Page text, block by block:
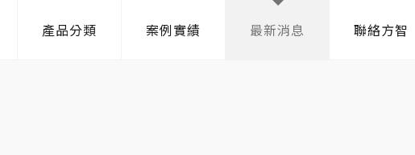
產品分類 案例實績 最新消息 聯絡方智